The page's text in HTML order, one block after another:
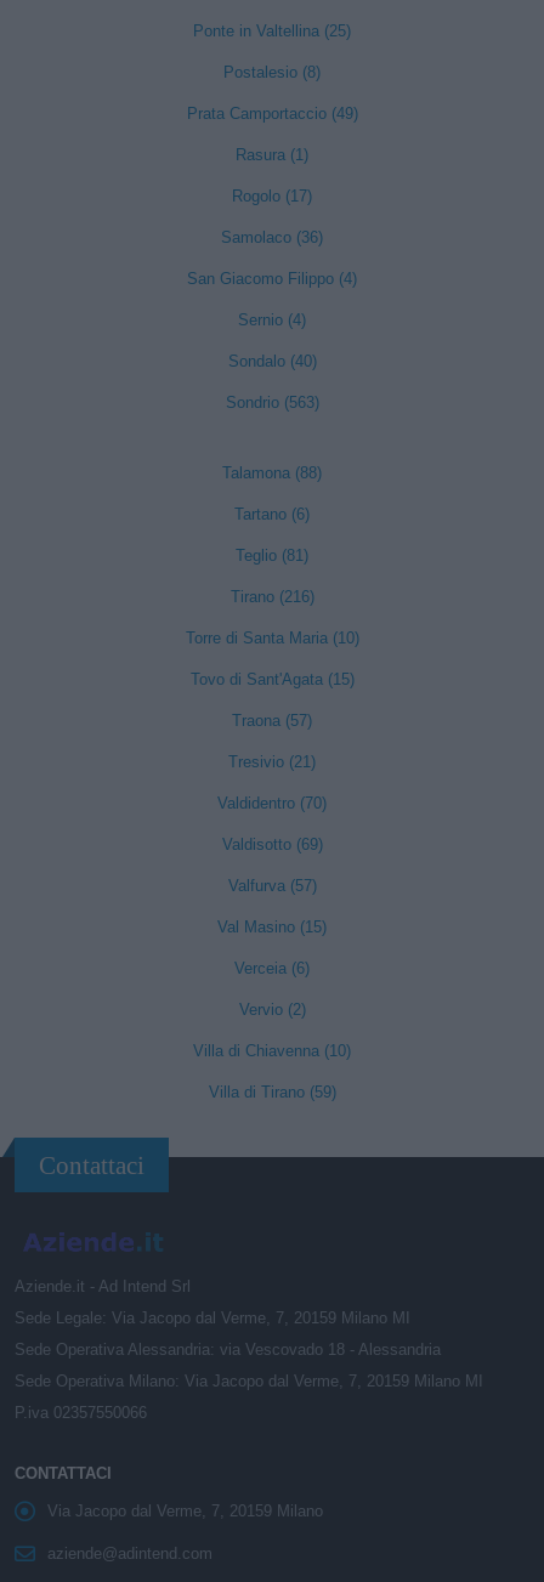
Ponte in Valtellina (25)
Postalesio (8)
Prata Camportaccio (49)
Rasura (1)
Rogolo (17)
Samolaco (36)
San Giacomo Filippo (4)
Sernio (4)
Sondalo (40)
Sondrio (563)
Talamona (88)
Tartano (6)
Teglio (81)
Tirano (216)
Torre di Santa Maria (10)
Tovo di Sant'Agata (15)
Traona (57)
Tresivio (21)
Valdidentro (70)
Valdisotto (69)
Valfurva (57)
Val Masino (15)
Verceia (6)
Vervio (2)
Villa di Chiavenna (10)
Villa di Tirano (59)
Contattaci
Aziende.it - Ad Intend Srl
Sede Legale: Via Jacopo dal Verme, 7, 20159 Milano MI
Sede Operativa Alessandria: via Vescovado 18 - Alessandria
Sede Operativa Milano: Via Jacopo dal Verme, 7, 20159 Milano MI
P.iva 02357550066
CONTATTACI
Via Jacopo dal Verme, 7, 20159 Milano
aziende@adintend.com